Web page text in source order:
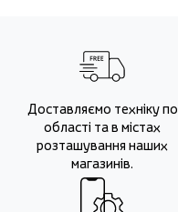
Доставляємо техніку по
області та в містах
розташування наших
магазинів.